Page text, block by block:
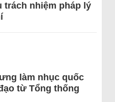
trách nhiệm pháp lý
làm nhục quốc
từ Tổng thống